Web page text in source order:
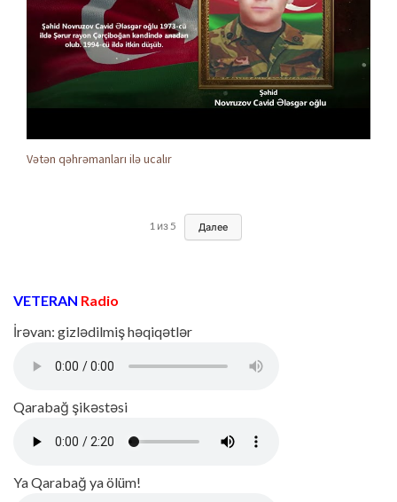
Vətən qəhrəmanları ilə ucalır
1 из 5 Далее
VETERAN Radio
İrəvan: gizlədilmiş həqiqətlər
Qarabağ şikəstəsi
Ya Qarabağ ya ölüm!